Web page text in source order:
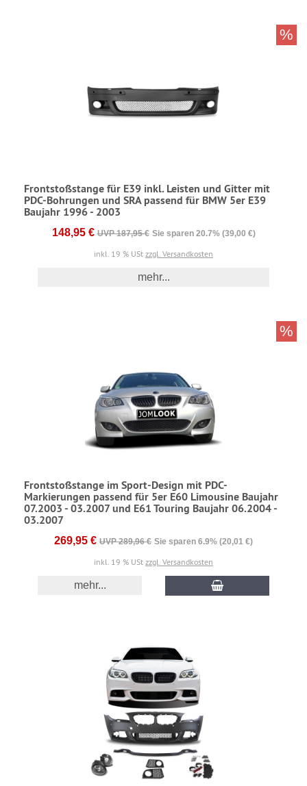
Frontstoßstange für E39 inkl. Leisten und Gitter mit
PDC-Bohrungen und SRA passend für BMW 5er E39
Baujahr 1996 - 2003
148,95 € UVP 187,95 € Sie sparen 20.7% (39,00 €)
inkl. 19 % USt zzgl. Versandkosten
mehr...
%
Frontstoßstange im Sport-Design mit PDC-
Markierungen passend für 5er E60 Limousine Baujahr
07.2003 - 03.2007 und E61 Touring Baujahr 06.2004 -
03.2007
269,95 € UVP 289,96 € Sie sparen 6.9% (20,01 €)
inkl. 19 % USt zzgl. Versandkosten
mehr...
%